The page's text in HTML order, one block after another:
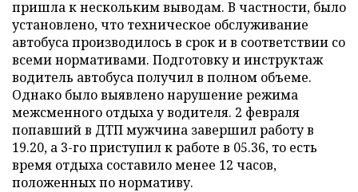
пришла к нескольким выводам. В частности, было
установлено, что техническое обслуживание
автобуса производилось в срок и в соответствии со
всеми нормативами. Подготовку и инструктаж
водитель автобуса получил в полном объеме.
Однако было выявлено нарушение режима
межсменного отдыха у водителя. 2 февраля
попавший в ДТП мужчина завершил работу в
19.20, а 3-го приступил к работе в 05.36, то есть
время отдыха составило менее 12 часов,
положенных по нормативу.